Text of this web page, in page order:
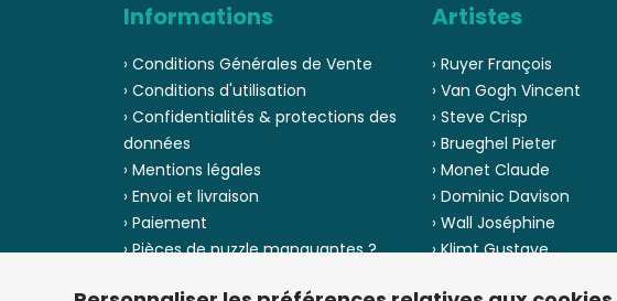
Informations
› Conditions Générales de Vente
› Conditions d'utilisation
› Confidentialités & protections des
données
› Mentions légales
› Envoi et livraison
› Paiement
› Pièces de puzzle manquantes ?
Artistes
› Ruyer François
› Van Gogh Vincent
› Steve Crisp
› Brueghel Pieter
› Monet Claude
› Dominic Davison
› Wall Joséphine
› Klimt Gustave